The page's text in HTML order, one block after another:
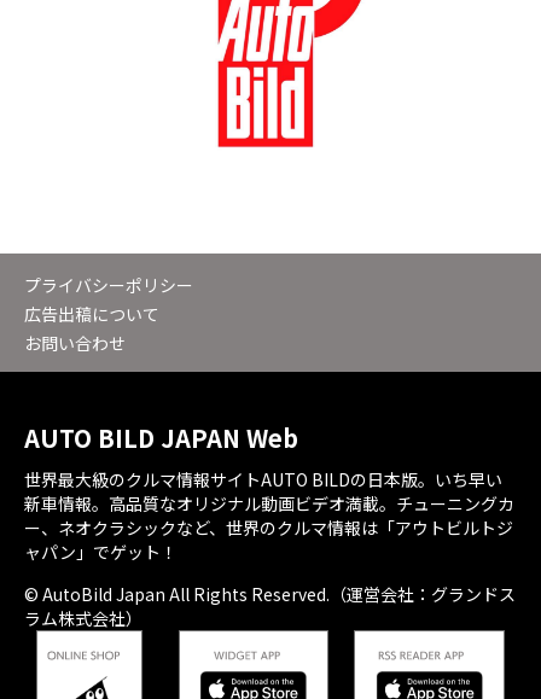
プライバシーポリシー
広告出稿について
お問い合わせ
AUTO BILD JAPAN Web
世界最大級のクルマ情報サイトAUTO BILDの日本版。いち早い
新車情報。高品質なオリジナル動画ビデオ満載。チューニングカ
ー、ネオクラシックなど、世界のクルマ情報は「アウトビルトジ
ャパン」でゲット！
© AutoBild Japan All Rights Reserved.（運営会社：グランドス
ラム株式会社）